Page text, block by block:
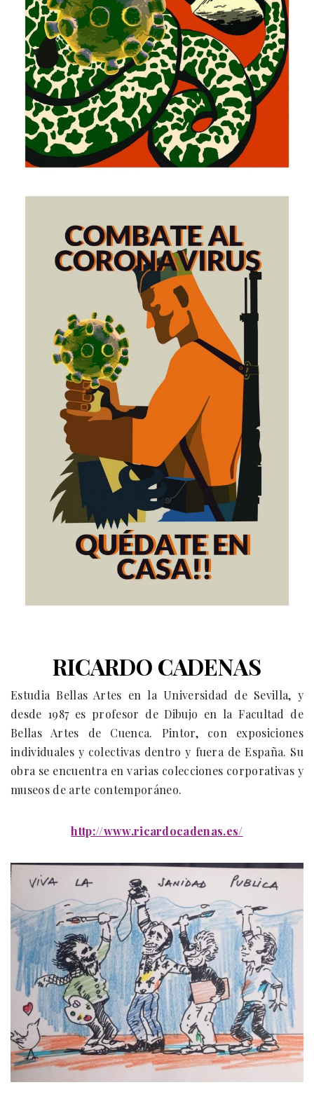
RICARDO CADENAS
Estudia Bellas Artes en la Universidad de Sevilla, y
desde 1987 es profesor de Dibujo en la Facultad de
Bellas Artes de Cuenca. Pintor, con exposiciones
individuales y colectivas dentro y fuera de España. Su
obra se encuentra en varias colecciones corporativas y
museos de arte contemporáneo.
http://www.ricardocadenas.es/